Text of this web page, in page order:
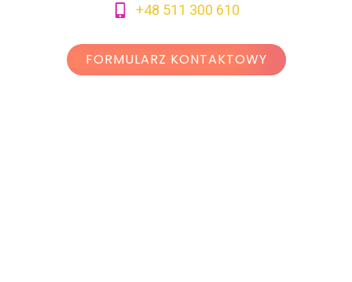
+48 511 300 610
FORMULARZ KONTAKTOWY